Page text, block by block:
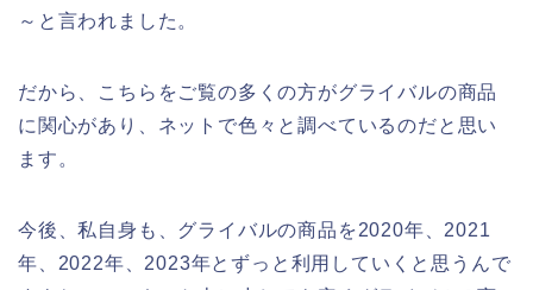
～と言われました。
だから、こちらをご覧の多くの方がグライバルの商品
に関心があり、ネットで色々と調べているのだと思い
ます。
今後、私自身も、グライバルの商品を2020年、2021
年、2022年、2023年とずっと利用していくと思うんで